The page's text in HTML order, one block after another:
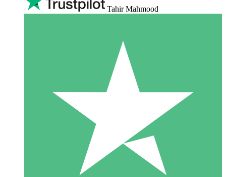
Tahir Mahmood